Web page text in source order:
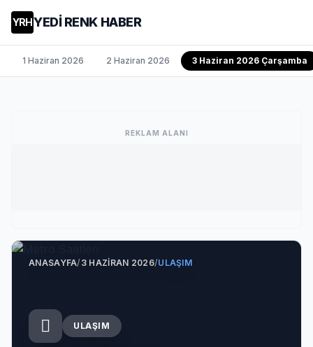
YRHYEDİ RENK HABER
1 Haziran 2026 2 Haziran 2026 3 Haziran 2026 Çarşamba
REKLAM ALANI
ANASAYFA/3 HAZIRAN 2026/ULAŞIM
ULAŞIM